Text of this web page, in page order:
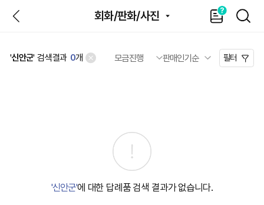
뒤
회화/판화/사진
가
이
'신안군' 검색결과 0개 필터
'신안군'에 대한 답례품 검색 결과가 없습니다.